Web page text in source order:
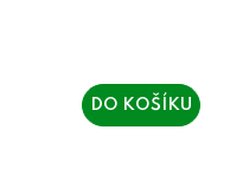
DO KOŠÍKU